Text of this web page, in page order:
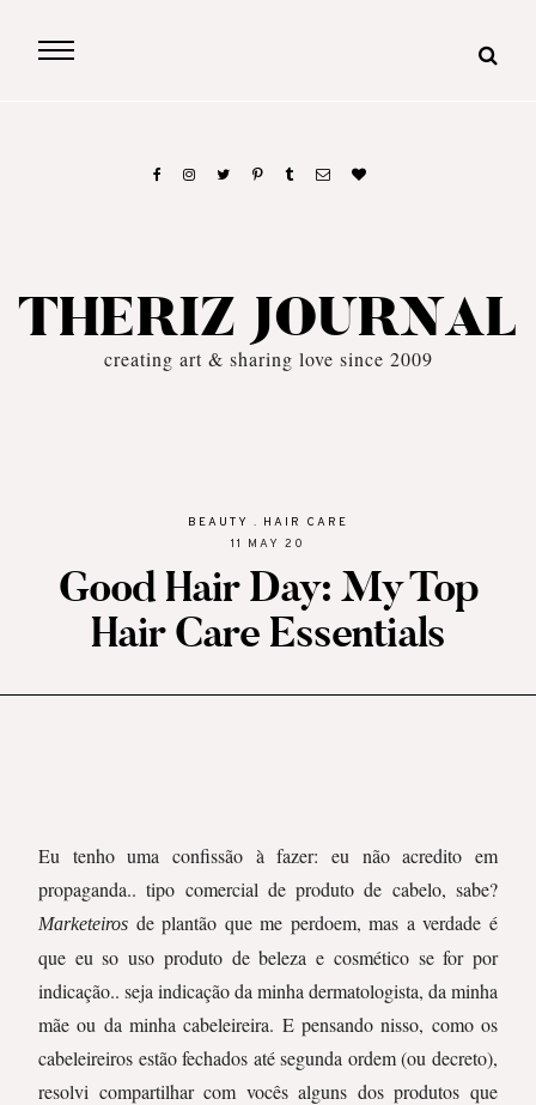
THERIZ JOURNAL
creating art & sharing love since 2009
BEAUTY . HAIR CARE
11 MAY 20
Good Hair Day: My Top
Hair Care Essentials
Eu tenho uma confissão à fazer: eu não acredito em
propaganda.. tipo comercial de produto de cabelo, sabe?
Marketeiros de plantão que me perdoem, mas a verdade é
que eu so uso produto de beleza e cosmético se for por
indicação.. seja indicação da minha dermatologista, da minha
mãe ou da minha cabeleireira. E pensando nisso, como os
cabeleireiros estão fechados até segunda ordem (ou decreto),
resolvi compartilhar com vocês alguns dos produtos que